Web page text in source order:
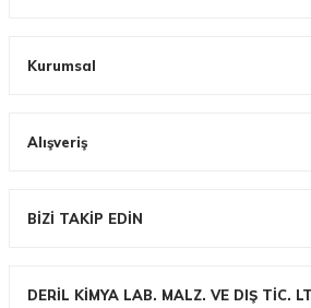
Kurumsal
Alışveriş
BİZİ TAKİP EDİN
DERİL KİMYA LAB. MALZ. VE DIŞ TİC.